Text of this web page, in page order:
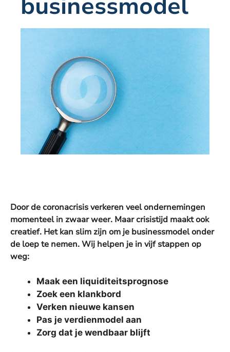
businessmodel
Door de coronacrisis verkeren veel ondernemingen
momenteel in zwaar weer. Maar crisistijd maakt ook
creatief. Het kan slim zijn om je businessmodel onder
de loep te nemen. Wij helpen je in vijf stappen op
weg:
Maak een liquiditeitsprognose
Zoek een klankbord
Verken nieuwe kansen
Pas je verdienmodel aan
Zorg dat je wendbaar blijft